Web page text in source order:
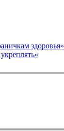
здоровья»